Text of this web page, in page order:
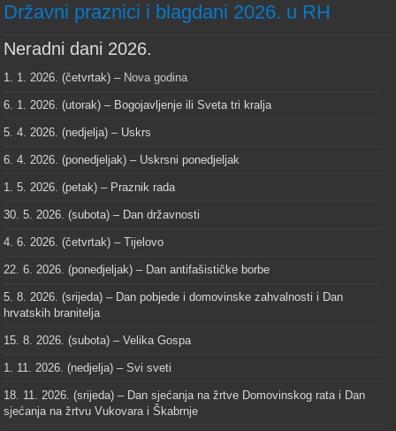
Državni praznici i blagdani 2026. u RH
Neradni dani 2026.
1. 1. 2026. (četvrtak) – Nova godina
6. 1. 2026. (utorak) – Bogojavljenje ili Sveta tri kralja
5. 4. 2026. (nedjelja) – Uskrs
6. 4. 2026. (ponedjeljak) – Uskrsni ponedjeljak
1. 5. 2026. (petak) – Praznik rada
30. 5. 2026. (subota) – Dan državnosti
4. 6. 2026. (četvrtak) – Tijelovo
22. 6. 2026. (ponedjeljak) – Dan antifašističke borbe
5. 8. 2026. (srijeda) – Dan pobjede i domovinske zahvalnosti i Dan
hrvatskih branitelja
15. 8. 2026. (subota) – Velika Gospa
1. 11. 2026. (nedjelja) – Svi sveti
18. 11. 2026. (srijeda) – Dan sjećanja na žrtve Domovinskog rata i Dan
sjećanja na žrtvu Vukovara i Škabrnje